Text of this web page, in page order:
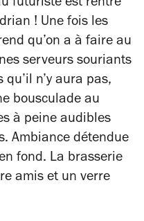
futuriste est rentré
! Une fois les
qu’on a à faire au
serveurs souriants
n’y aura pas,
bousculade au
à peine audibles
Ambiance détendue
fond. La brasserie
amis et un verre